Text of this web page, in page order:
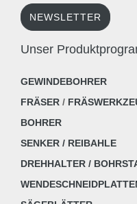
NEWSLETTER
Unser
GEWINDEBOHRER
FRÄSER /
BOHRER
SENKER / REIBAHLE
DREHHALTER /